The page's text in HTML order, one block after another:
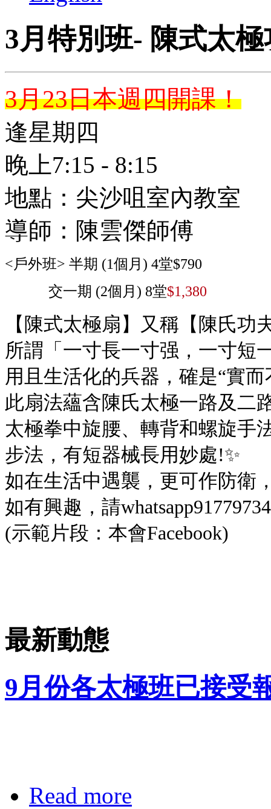
3月特別班- 陳式太
3月23日本週四開課！
逢星期四
晚上7:15 - 8:15
地點：尖沙咀室內教室
導師：陳雲傑師傅
<戶外班> 半期 (1個月) 4堂$790
交一期 (2個月) 8堂$1,380
【陳式太極扇】又稱【陳氏功
所謂「一寸長一寸强，一寸短
用且生活化的兵器，確是“實而
此扇法蘊含陳氏太極一路及二
太極拳中旋腰、轉背和螺旋手
步法，有短器械長用妙處!✨
如在生活中遇襲，更可作防衛
如有興趣，請
(示範片段：本會Facebook)
最新動態
9月份各太極班已接受
Read more